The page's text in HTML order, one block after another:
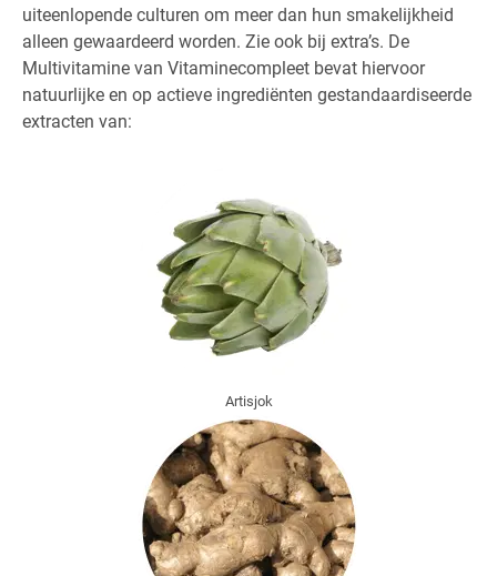
uiteenlopende culturen om meer dan hun smakelijkheid
alleen gewaardeerd worden. Zie ook bij extra’s. De
Multivitamine van Vitaminecompleet bevat hiervoor
natuurlijke en op actieve ingrediënten gestandaardiseerde
extracten van:
Artisjok